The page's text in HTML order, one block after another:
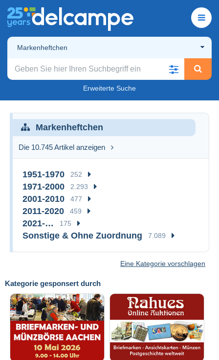
Markenheftchen
Erweiterte Suche
Kategorie gesponsert durch
Markenheftchen
Die 10.745 Artikel anzeigen
1951-1970 252
1971-2000 2.293
2001-2010 477
2011-2020 459
2021-… 175
Sonstige & Ohne Zuordnung 7.089
Eine Kategorie vorschlagen